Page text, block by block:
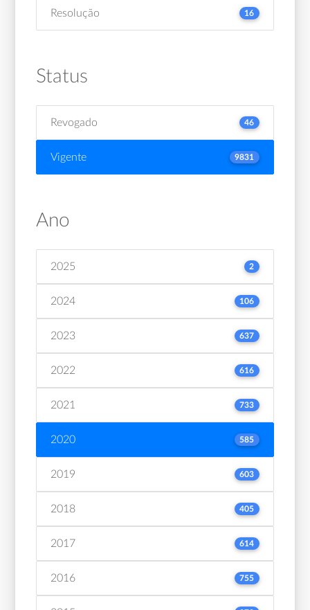
Resolução 16
Status
Revogado 46
Vigente 9831
Ano
2025 2
2024 106
2023 637
2022 616
2021 733
2020 585
2019 603
2018 405
2017 614
2016 755